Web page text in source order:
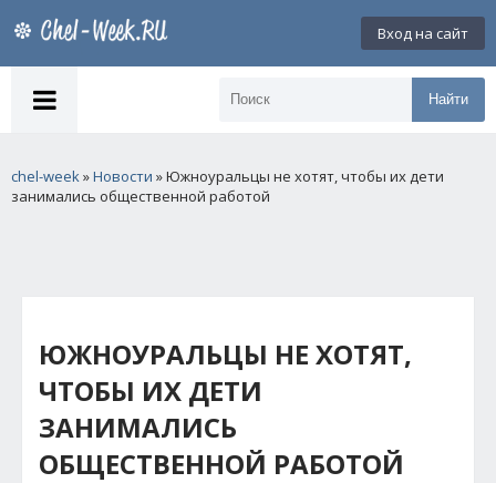
Вход на сайт
Найти
chel-week»Новости » Южноуральцы не хотят, чтобы их дети
занимались общественной работой
ЮЖНОУРАЛЬЦЫ НЕ ХОТЯТ,
ЧТОБЫ ИХ ДЕТИ
ЗАНИМАЛИСЬ
ОБЩЕСТВЕННОЙ РАБОТОЙ